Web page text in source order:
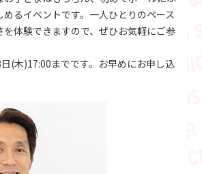
るイベントです。一人ひとりのペース
を体験できますので、ぜひお気軽にご参
(木)17:00までです。お早めにお申し込